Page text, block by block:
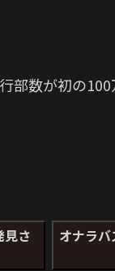
部数が初の
見さ オナラ